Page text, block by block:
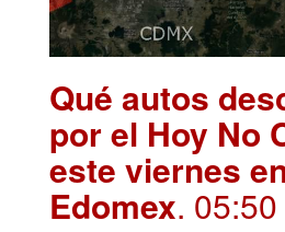
Qué autos
por el Hoy No
este viernes
Edomex. 05:50